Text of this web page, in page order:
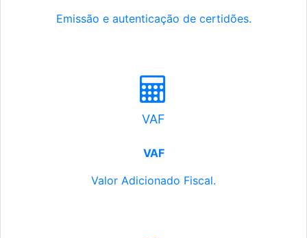
Emissão e autenticação de certidões.
VAF
VAF
Valor Adicionado Fiscal.